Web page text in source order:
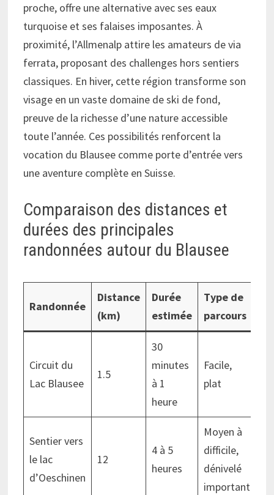
proche, offre une alternative avec ses eaux
turquoise et ses falaises imposantes. À
proximité, l’Allmenalp attire les amateurs de via
ferrata, proposant des challenges hors sentiers
classiques. En hiver, cette région transforme son
visage en un vaste domaine de ski de fond,
preuve de la richesse d’une nature accessible
toute l’année. Ces possibilités renforcent la
vocation du Blausee comme porte d’entrée vers
une aventure complète en Suisse.
Comparaison des distances et
durées des principales
randonnées autour du Blausee
Randonnée
Distance
(km)
Durée
estimée
Type de
parcours
Circuit du
Lac Blausee
1.5
30
minutes
à 1
heure
Facile,
plat
Sentier vers
le lac
d’Oeschinen
12
4 à 5
heures
Moyen à
difficile,
dénivelé
important